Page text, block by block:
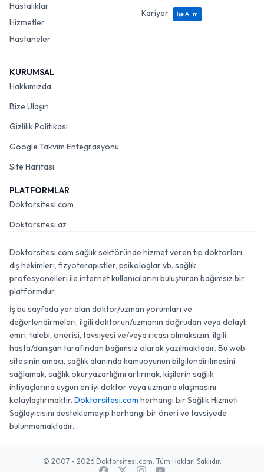
Hastalıklar
Hizmetler
Hastaneler
Kariyer
İşe Alım
KURUMSAL
Hakkımızda
Bize Ulaşın
Gizlilik Politikası
Google Takvim Entegrasyonu
Site Haritası
PLATFORMLAR
Doktorsitesi.com
Doktorsitesi.az
Doktorsitesi.com sağlık sektöründe hizmet veren tıp doktorları,
diş hekimleri, fizyoterapistler, psikologlar vb. sağlık
profesyonelleri ile internet kullanıcılarını buluşturan bağımsız bir
platformdur.
İş bu sayfada yer alan doktor/uzman yorumları ve
değerlendirmeleri, ilgili doktorun/uzmanın doğrudan veya dolaylı
emri, talebi, önerisi, tavsiyesi ve/veya ricası olmaksızın, ilgili
hasta/danışan tarafından bağımsız olarak yazılmaktadır. Bu web
sitesinin amacı, sağlık alanında kamuoyunun bilgilendirilmesini
sağlamak, sağlık okuryazarlığını artırmak, kişilerin sağlık
ihtiyaçlarına uygun en iyi doktor veya uzmana ulaşmasını
kolaylaştırmaktır. Doktorsitesi.com herhangi bir Sağlık Hizmeti
Sağlayıcısını desteklemeyip herhangi bir öneri ve tavsiyede
bulunmamaktadır.
© 2007 - 2026 Doktorsitesi.com. Tüm Hakları Saklıdır.